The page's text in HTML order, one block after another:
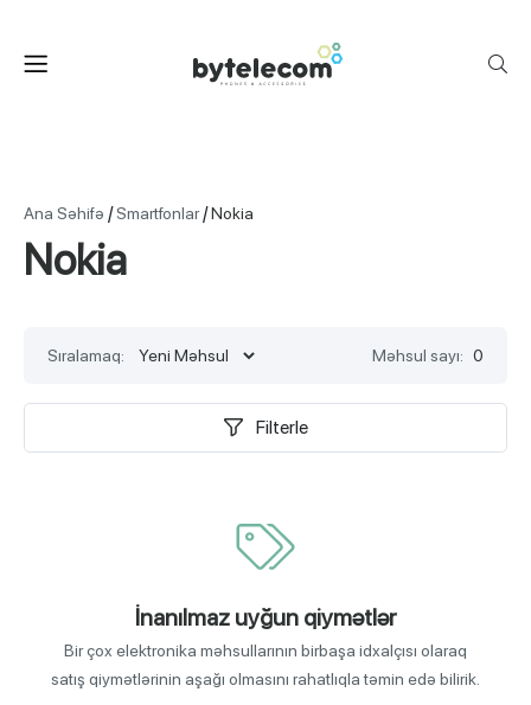
Ana Səhifə /Smartfonlar/Nokia
Nokia
Sıralamaq: Məhsul sayı: 0
Filterle
İnanılmaz uyğun qiymətlər
Bir çox elektronika məhsullarının birbaşa idxalçısı olaraq
satış qiymətlərinin aşağı olmasını rahatlıqla təmin edə bilirik.